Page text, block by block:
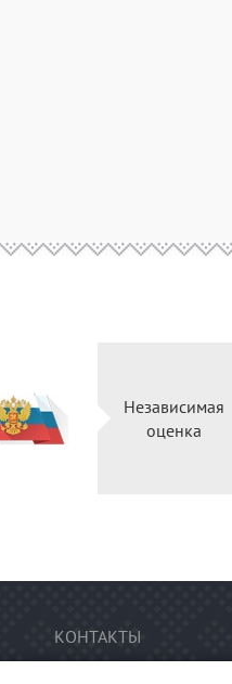
Независимая
оценка
КОНТАКТЫ